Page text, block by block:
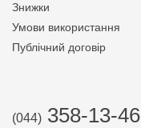
Знижки
Умови використання
Публічний договір
(044) 358-13-46